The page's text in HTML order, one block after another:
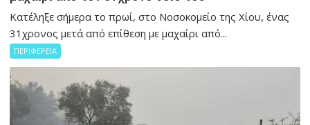
Κατέληξε σήμερα το πρωί, στο Νοσοκομείο της Χίου, ένας
31χρονος μετά από επίθεση με μαχαίρι από...
ΠΕΡΙΦΕΡΕΙΑ